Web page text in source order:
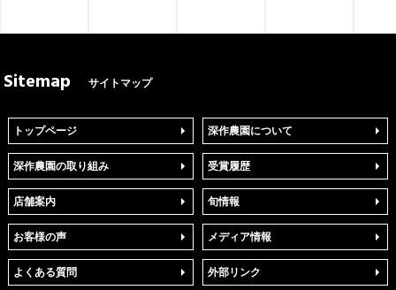
Sitemap サイトマップ
トップページ 深作農園について
深作農園の取り組み 受賞履歴
店舗案内 旬情報
お客様の声 メディア情報
よくある質問 外部リンク